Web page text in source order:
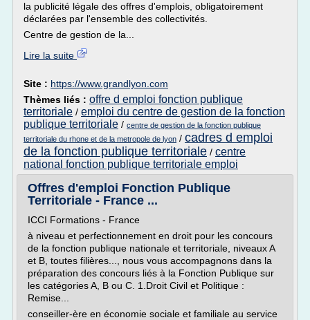
la publicité légale des offres d'emplois, obligatoirement
déclarées par l'ensemble des collectivités.
Centre de gestion de la...
Lire la suite
Site : https://www.grandlyon.com
Thèmes liés : offre d emploi fonction publique
territoriale / emploi du centre de gestion de la fonction
publique territoriale / centre de gestion de la fonction publique
territoriale du rhone et de la metropole de lyon / cadres d emploi
de la fonction publique territoriale / centre
national fonction publique territoriale emploi
Offres d'emploi Fonction Publique
Territoriale - France ...
ICCI Formations - France
à niveau et perfectionnement en droit pour les concours
de la fonction publique nationale et territoriale, niveaux A
et B, toutes filières..., nous vous accompagnons dans la
préparation des concours liés à la Fonction Publique sur
les catégories A, B ou C. 1.Droit Civil et Politique :
Remise...
conseiller-ère en économie sociale et familiale au service